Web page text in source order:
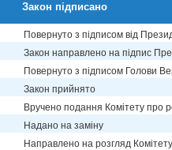
Закон підписано
Повернуто з підписом від
Закон направлено на підпис
Повернуто з підписом Голови
Закон прийнято
Вручено подання Комітету про
Надано на заміну
Направлено на розгляд Комітету